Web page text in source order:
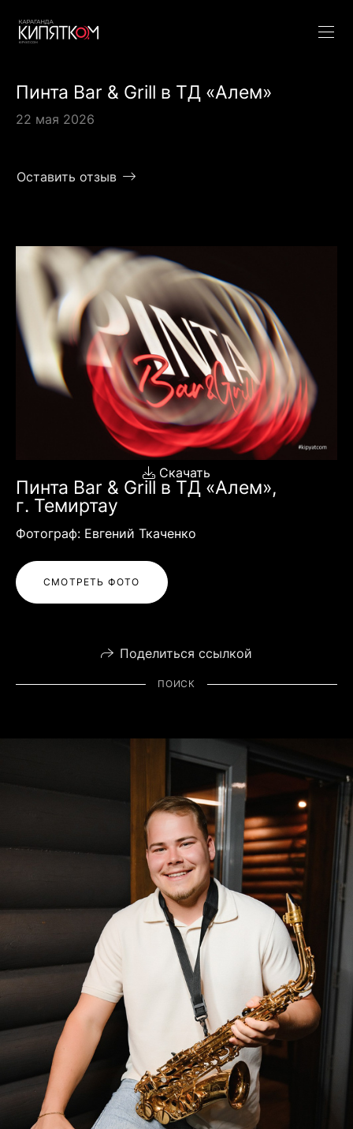
Пинта Bar & Grill в ТД «Алем»
22 мая 2026
Оставить отзыв
Скачать
Пинта Bar & Grill в ТД «Алем»,
г. Темиртау
Фотограф: Евгений Ткаченко
СМОТРЕТЬ ФОТО
Поделиться ссылкой
ПОИСК